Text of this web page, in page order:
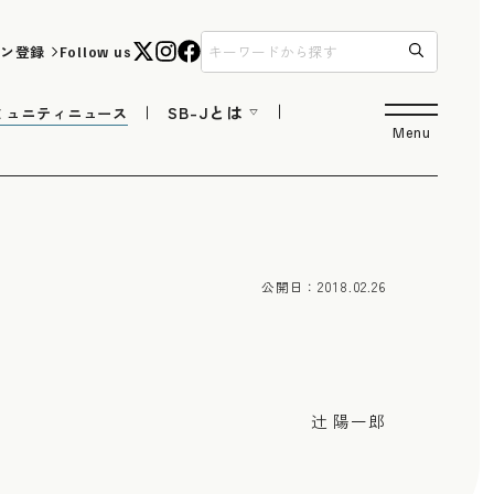
登録 Follow us
ュニティニュース SB-Jとは
Menu
公開日：2018.02.26
辻 陽一郎